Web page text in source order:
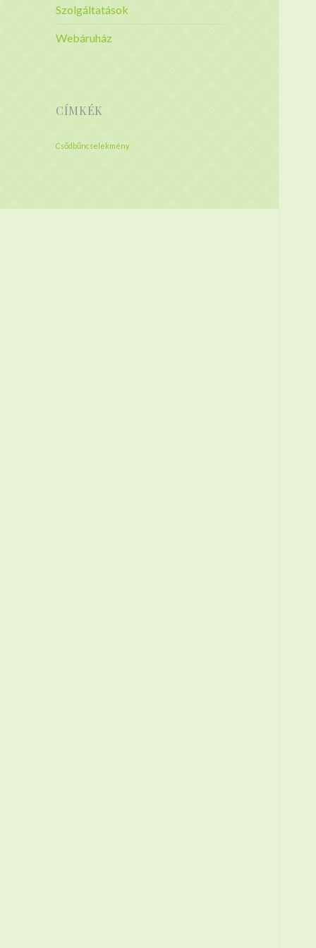
Szolgáltatások
Webáruház
CÍMKÉK
Csődbűncselekmény